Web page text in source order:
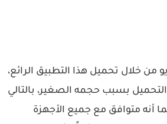
من خلال تحميل هذا التطبيق الرائع،
بسبب حجمه الصغير، بالتالي
متوافق مع جميع الأجهزة